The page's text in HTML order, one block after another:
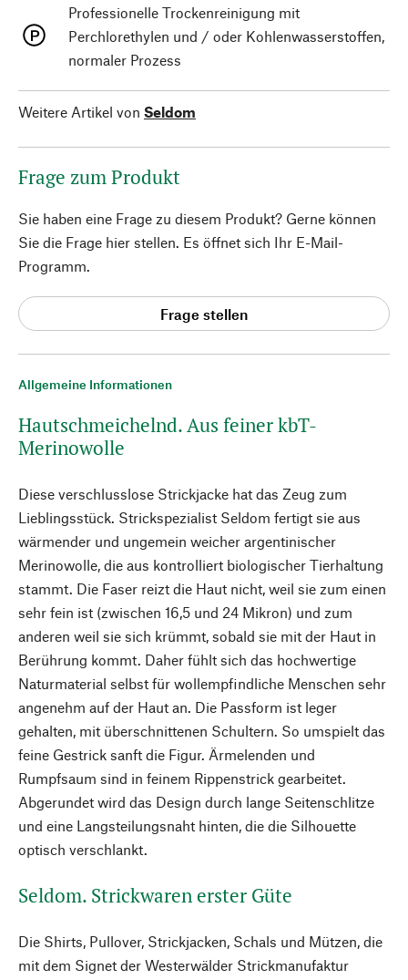
Allgemeine Informationen
Hautschmeichelnd. Aus feiner kbT-
Merinowolle
Diese verschlusslose Strickjacke hat das Zeug zum
Lieblingsstück. Strickspezialist Seldom fertigt sie aus
wärmender und ungemein weicher argentinischer
Merinowolle, die aus kontrolliert biologischer Tierhaltung
stammt. Die Faser reizt die Haut nicht, weil sie zum einen
sehr fein ist (zwischen 16,5 und 24 Mikron) und zum
anderen weil sie sich krümmt, sobald sie mit der Haut in
Berührung kommt. Daher fühlt sich das hochwertige
Naturmaterial selbst für wollempfindliche Menschen sehr
angenehm auf der Haut an. Die Passform ist leger
gehalten, mit überschnittenen Schultern. So umspielt das
feine Gestrick sanft die Figur. Ärmelenden und
Rumpfsaum sind in feinem Rippenstrick gearbeitet.
Abgerundet wird das Design durch lange Seitenschlitze
und eine Langsteilungsnaht hinten, die die Silhouette
optisch verschlankt.
Seldom. Strickwaren erster Güte
Die Shirts, Pullover, Strickjacken, Schals und Mützen, die
mit dem Signet der Westerwälder Strickmanufaktur
Professionelle Trockenreinigung mit
Perchlorethylen und / oder Kohlenwasserstoffen,
normaler Prozess
Weitere Artikel von Seldom
Frage zum Produkt
Sie haben eine Frage zu diesem Produkt? Gerne können
Sie die Frage hier stellen. Es öffnet sich Ihr E-Mail-
Programm.
Frage stellen